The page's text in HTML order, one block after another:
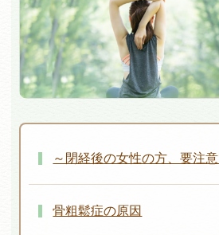
～閉経後の女性の方、要注
骨粗鬆症の原因